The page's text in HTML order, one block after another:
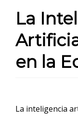
La
en la
La inteligencia